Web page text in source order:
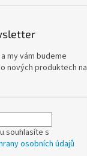
my vám budeme
nových produktech na
souhlasíte s
osobních údajů